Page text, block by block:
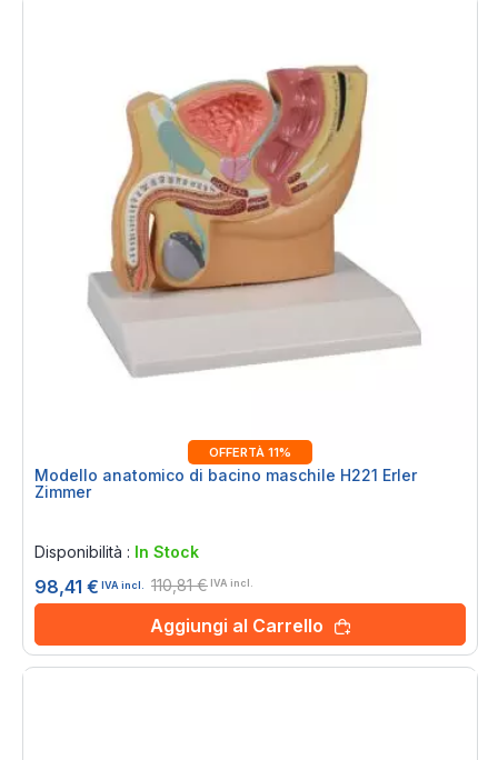
OFFERTÀ 11%
Modello anatomico di bacino maschile H221 Erler
Zimmer
Disponibilità : In Stock
98,41 € IVA incl. 110,81 € IVA incl.
Aggiungi al Carrello